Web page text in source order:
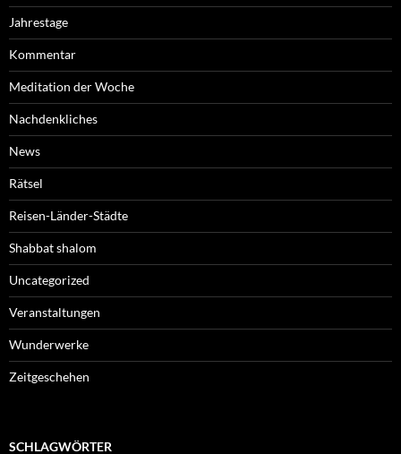
Jahrestage
Kommentar
Meditation der Woche
Nachdenkliches
News
Rätsel
Reisen-Länder-Städte
Shabbat shalom
Uncategorized
Veranstaltungen
Wunderwerke
Zeitgeschehen
SCHLAGWÖRTER